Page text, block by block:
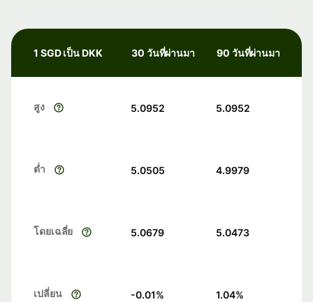
1 SGD เป็น DKK 30 วันที่ผ่านมา 90 วันที่ผ่านมา
สูง 5.0952 5.0952
ต่ำ 5.0505 4.9979
โดยเฉลี่ย 5.0679 5.0473
เปลี่ยน -0.01% 1.04%